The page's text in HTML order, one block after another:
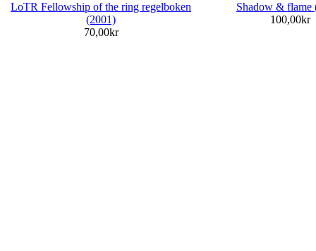
LoTR Fellowship of the ring regelboken
(2001)
70,00kr
Shadow & flame
100,00kr